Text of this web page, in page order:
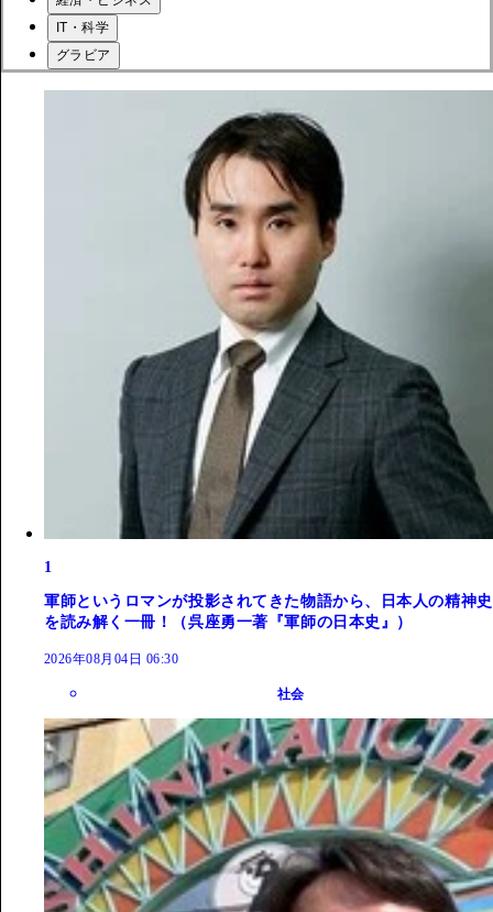
IT・科学
グラビア
1
軍師というロマンが投影されてきた物語から、日本人の精神史
を読み解く一冊！（呉座勇一著『軍師の日本史』）
2026年08月04日 06:30
社会